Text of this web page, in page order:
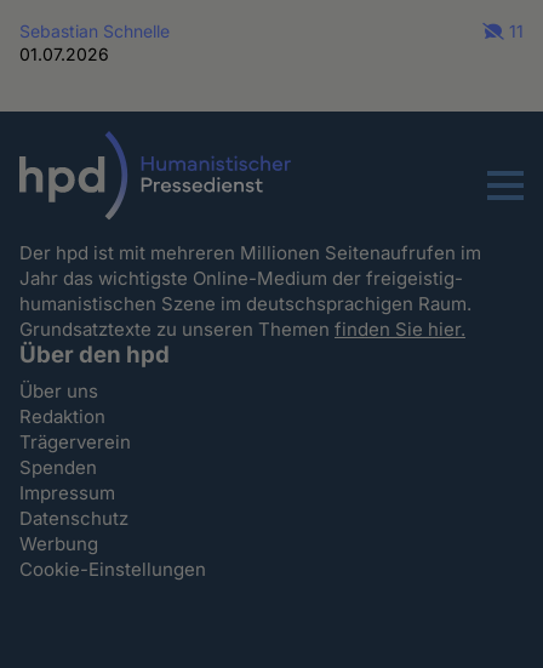
Sebastian Schnelle
01.07.2026
11
Menu
Der hpd ist mit mehreren Millionen Seitenaufrufen im
Jahr das wichtigste Online-Medium der freigeistig-
humanistischen Szene im deutschsprachigen Raum.
Grundsatztexte zu unseren Themenfinden Sie hier.
Über den hpd
Über uns
Redaktion
Trägerverein
Spenden
Impressum
Datenschutz
Werbung
Cookie-Einstellungen